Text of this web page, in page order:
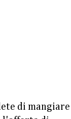
di mangiare